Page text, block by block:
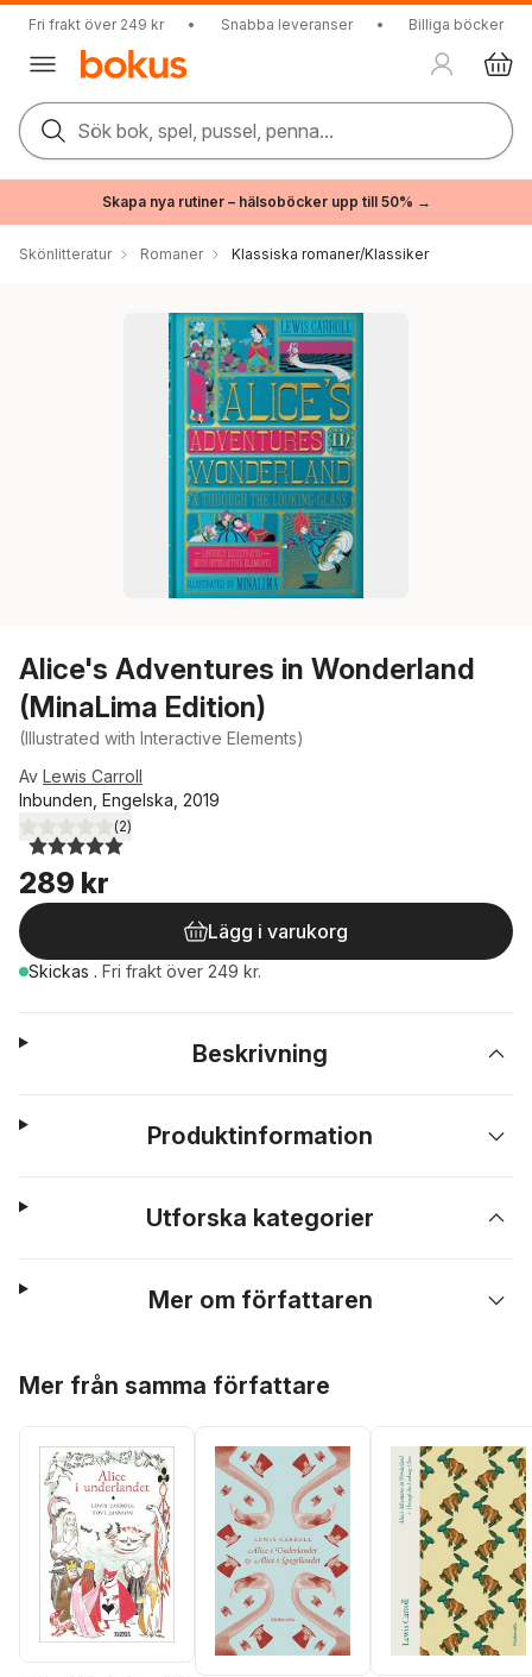
Fri frakt över 249 kr • Snabba leveranser • Billiga böcker
Sök bok, spel, pussel, penna...
Skapa nya rutiner – hälsoböcker upp till 50% →
Skönlitteratur Romaner Klassiska romaner/Klassiker
Alice's Adventures in Wonderland
(MinaLima Edition)
(Illustrated with Interactive Elements)
Av Lewis Carroll
Inbunden, Engelska, 2019
5,0utav 5 stjärnor. Totalt antal röster:
(2)
289 kr
Lägg i varukorg
Skickas . Fri frakt över 249 kr.
Beskrivning
Produktinformation
Utforska kategorier
Mer om författaren
Mer från samma författare